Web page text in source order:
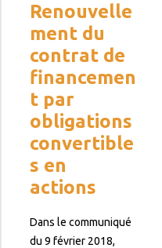
Renouvelle
ment du
contrat de
financemen
t par
obligations
convertible
s en
actions
Dans le communiqué
du 9 février 2018,